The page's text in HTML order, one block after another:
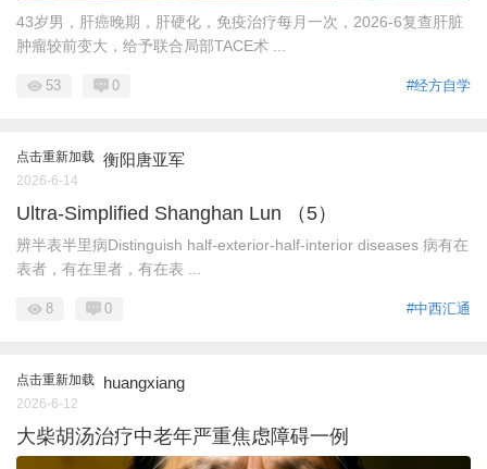
43岁男，肝癌晚期，肝硬化，免疫治疗每月一次，2026-6复查肝脏
肿瘤较前变大，给予联合局部TACE术 ...
#经方自学
53 0
点击重新加载 衡阳唐亚军
2026-6-14
Ultra-Simplified Shanghan Lun （5）
辨半表半里病Distinguish half-exterior-half-interior diseases 病有在
表者，有在里者，有在表 ...
#中西汇通
8 0
点击重新加载 huangxiang
2026-6-12
大柴胡汤治疗中老年严重焦虑障碍一例